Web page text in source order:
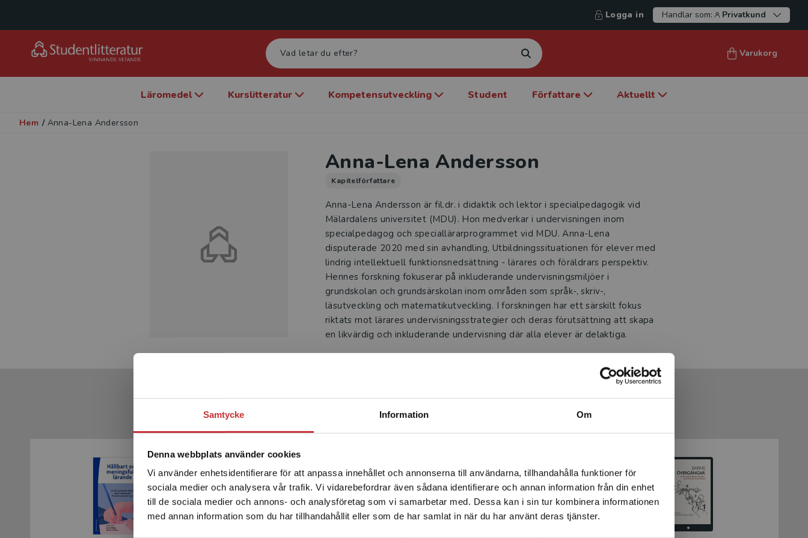
Samtycke Information Om
Denna webbplats använder cookies
Vi använder enhetsidentifierare för att anpassa innehållet och annonserna till användarna, tillhandahålla funktioner för
sociala medier och analysera vår trafik. Vi vidarebefordrar även sådana identifierare och annan information från din enhet
till de sociala medier och annons- och analysföretag som vi samarbetar med. Dessa kan i sin tur kombinera informationen
med annan information som du har tillhandahållit eller som de har samlat in när du har använt deras tjänster.
Begränsad fraktregion
Det verkar som att du besöker studentlitteratur.se via en
enhet utanför Sverige. Vi erbjuder inte leveranser utanför
Sverige. För att kunna slutföra ett köp måste
leveransadressen vara i Sverige.Läs mer
Logga in Handlar som: Privatkund
Varukorg
Läromedel Kurslitteratur Kompetensutveckling Student Författare Aktuellt
Hem / Anna-Lena Andersson
Anna-Lena Andersson
Kapitelförfattare
Anna-Lena Andersson är fil.dr. i didaktik och lektor i specialpedagogik vid
Mälardalens universitet (MDU). Hon medverkar i undervisningen inom
specialpedagog och speciallärarprogrammet vid MDU. Anna-Lena
disputerade 2020 med sin avhandling, Utbildningssituationen för elever med
lindrig intellektuell funktionsnedsättning - lärares och föräldrars perspektiv.
Hennes forskning fokuserar på inkluderande undervisningsmiljöer i
grundskolan och grundsärskolan inom områden som språk-, skriv-,
läsutveckling och matematikutveckling. I forskningen har ett särskilt fokus
riktats mot lärares undervisningsstrategier och deras förutsättning att skapa
en likvärdig och inkluderande undervisning där alla elever är delaktiga.
Produkter